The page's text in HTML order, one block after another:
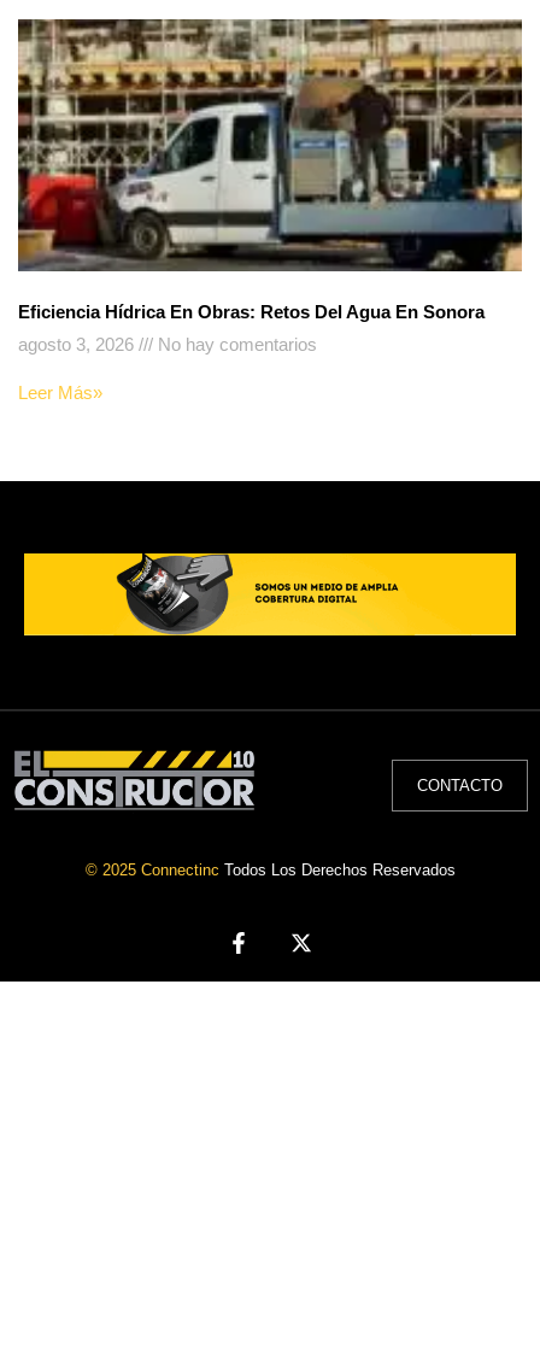
Eficiencia Hídrica En Obras: Retos Del Agua En Sonora
agosto 3, 2026
No hay comentarios
Leer Más»
CONTACTO
© 2025 Connectinc Todos Los Derechos Reservados